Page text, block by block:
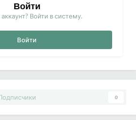
Войти
Войти в систему.
Войти
0